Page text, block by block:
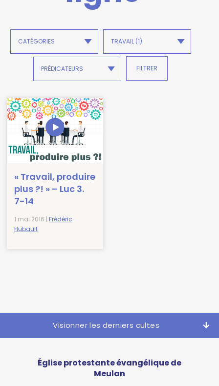
« Travail, produire
plus ?! » – Luc 3.
7-14
1 mai 2016 | Frédéric
Hubault
Visionner les derniers cultes
Église protestante évangélique de
Meulan